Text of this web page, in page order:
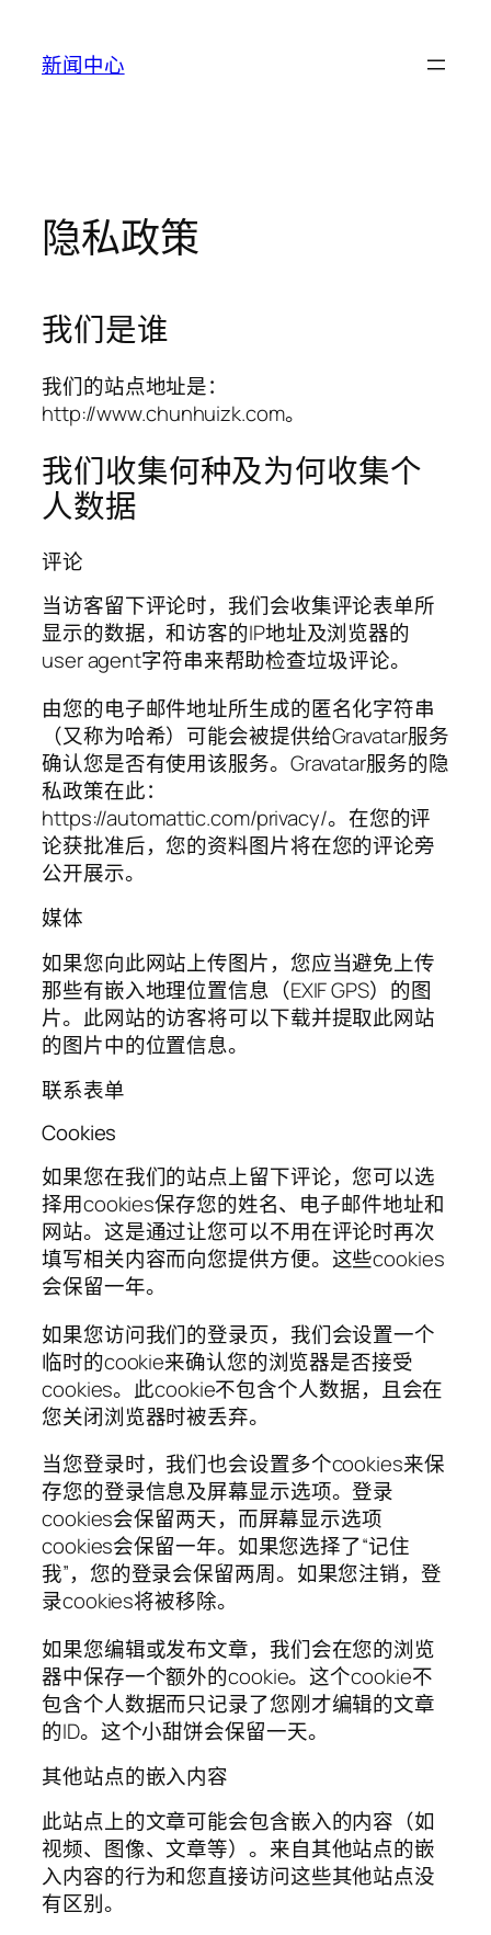
新闻中心
隐私政策
我们是谁
我们的站点地址是：
http://www.chunhuizk.com。
我们收集何种及为何收集个
人数据
评论
当访客留下评论时，我们会收集评论表单所
显示的数据，和访客的IP地址及浏览器的
user agent字符串来帮助检查垃圾评论。
由您的电子邮件地址所生成的匿名化字符串
（又称为哈希）可能会被提供给Gravatar服务
确认您是否有使用该服务。Gravatar服务的隐
私政策在此：
https://automattic.com/privacy/。在您的评
论获批准后，您的资料图片将在您的评论旁
公开展示。
媒体
如果您向此网站上传图片，您应当避免上传
那些有嵌入地理位置信息（EXIF GPS）的图
片。此网站的访客将可以下载并提取此网站
的图片中的位置信息。
联系表单
Cookies
如果您在我们的站点上留下评论，您可以选
择用cookies保存您的姓名、电子邮件地址和
网站。这是通过让您可以不用在评论时再次
填写相关内容而向您提供方便。这些cookies
会保留一年。
如果您访问我们的登录页，我们会设置一个
临时的cookie来确认您的浏览器是否接受
cookies。此cookie不包含个人数据，且会在
您关闭浏览器时被丢弃。
当您登录时，我们也会设置多个cookies来保
存您的登录信息及屏幕显示选项。登录
cookies会保留两天，而屏幕显示选项
cookies会保留一年。如果您选择了“记住
我”，您的登录会保留两周。如果您注销，登
录cookies将被移除。
如果您编辑或发布文章，我们会在您的浏览
器中保存一个额外的cookie。这个cookie不
包含个人数据而只记录了您刚才编辑的文章
的ID。这个小甜饼会保留一天。
其他站点的嵌入内容
此站点上的文章可能会包含嵌入的内容（如
视频、图像、文章等）。来自其他站点的嵌
入内容的行为和您直接访问这些其他站点没
有区别。